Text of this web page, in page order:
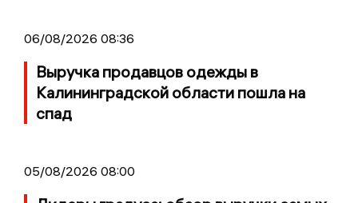
06/08/2026 08:36
Выручка продавцов одежды в
Калининградской области пошла на
спад
05/08/2026 08:00